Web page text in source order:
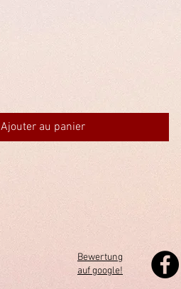
Ajouter au panier
Bewertung
auf google!